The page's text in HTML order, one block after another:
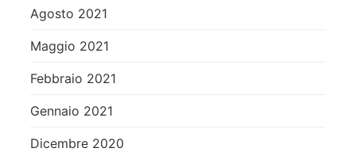
Agosto 2021
Maggio 2021
Febbraio 2021
Gennaio 2021
Dicembre 2020